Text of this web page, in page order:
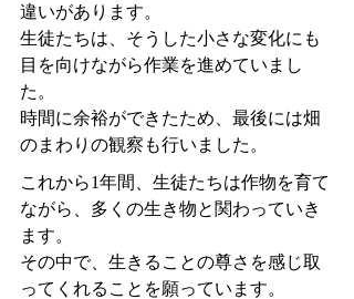
違いがあります。
生徒たちは、そうした小さな変化にも
目を向けながら作業を進めていまし
た。
時間に余裕ができたため、最後には畑
のまわりの観察も行いました。
これから1年間、生徒たちは作物を育て
ながら、多くの生き物と関わっていき
ます。
その中で、生きることの尊さを感じ取
ってくれることを願っています。